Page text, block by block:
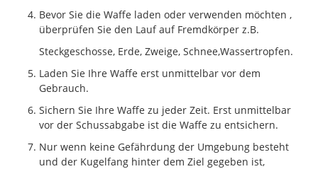
Bevor Sie die Waffe laden oder verwenden möchten ,
überprüfen Sie den Lauf auf Fremdkörper z.B.
Steckgeschosse, Erde, Zweige, Schnee,Wassertropfen.
Laden Sie Ihre Waffe erst unmittelbar vor dem
Gebrauch.
Sichern Sie Ihre Waffe zu jeder Zeit. Erst unmittelbar
vor der Schussabgabe ist die Waffe zu entsichern.
Nur wenn keine Gefährdung der Umgebung besteht
und der Kugelfang hinter dem Ziel gegeben ist,